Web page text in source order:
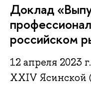
Доклад
российском
12 апреля 2023
XXIV Ясинской